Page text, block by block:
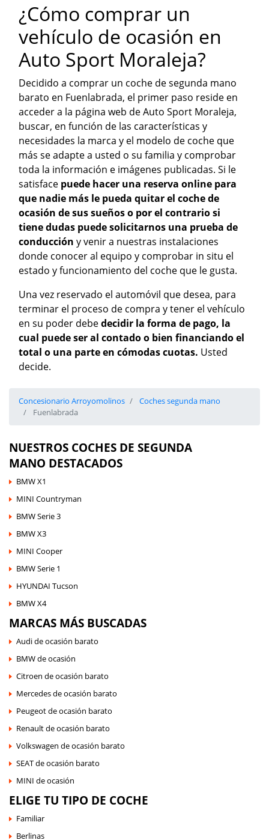
¿Cómo comprar un
vehículo de ocasión en
Auto Sport Moraleja?
Decidido a comprar un coche de segunda mano
barato en Fuenlabrada, el primer paso reside en
acceder a la página web de Auto Sport Moraleja,
buscar, en función de las características y
necesidades la marca y el modelo de coche que
más se adapte a usted o su familia y comprobar
toda la información e imágenes publicadas. Si le
satisface puede hacer una reserva online para
que nadie más le pueda quitar el coche de
ocasión de sus sueños o por el contrario si
tiene dudas puede solicitarnos una prueba de
conducción y venir a nuestras instalaciones
donde conocer al equipo y comprobar in situ el
estado y funcionamiento del coche que le gusta.
Una vez reservado el automóvil que desea, para
terminar el proceso de compra y tener el vehículo
en su poder debedecidir la forma de pago, la
cual puede ser al contado o bien financiando el
total o una parte en cómodas cuotas. Usted
decide.
Concesionario Arroyomolinos
Coches segunda mano
Fuenlabrada
NUESTROS COCHES DE SEGUNDA
MANO DESTACADOS
BMW X1
MINI Countryman
BMW Serie 3
BMW X3
MINI Cooper
BMW Serie 1
HYUNDAI Tucson
BMW X4
MARCAS MÁS BUSCADAS
Audi de ocasión barato
BMW de ocasión
Citroen de ocasión barato
Mercedes de ocasión barato
Peugeot de ocasión barato
Renault de ocasión barato
Volkswagen de ocasión barato
SEAT de ocasión barato
MINI de ocasión
ELIGE TU TIPO DE COCHE
Familiar
Berlinas